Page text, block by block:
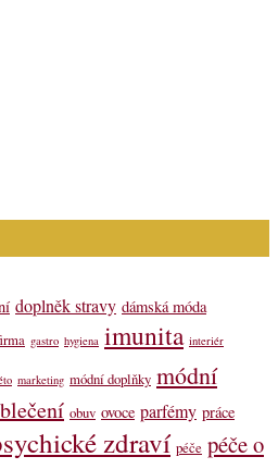
doplněk stravy dámská móda
gastro hygiena imunita interiér
marketing módní doplňky módní
obuv ovoce parfémy práce
zdraví péče péče o